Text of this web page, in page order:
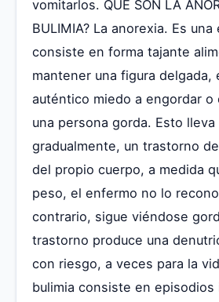
vomitarlos. QUE SON LA
BULIMIA? La anorexia. Es
consiste en forma tajante
mantener una figura delgada,
auténtico miedo a engordar
una persona gorda. Esto
gradualmente, un trastorno
del propio cuerpo, a medida
peso, el enfermo no lo
contrario, sigue viéndose
trastorno produce una
con riesgo, a veces para la
bulimia consiste en